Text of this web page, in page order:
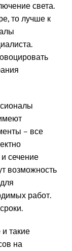
света.
то лучше к
– все
сечение
возможность
работ.
такие
на